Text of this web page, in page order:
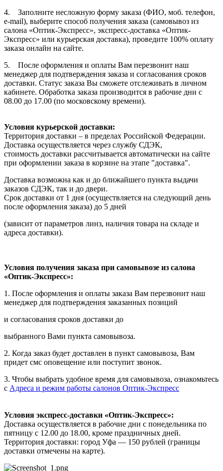
4. Заполните несложную форму заказа (ФИО, моб. телефон,
e-mail), выберите способ получения заказа (самовывоз из
салона «Оптик-Экспресс», экспресс-доставка «Оптик-
Экспресс» или курьерская доставка), проведите 100% оплату
заказа онлайн на сайте.
5. После оформления и оплаты Вам перезвонит наш
менеджер для подтверждения заказа и согласования сроков
доставки. Статус заказа Вы сможете отслеживать в личном
кабинете. Обработка заказа производится в рабочие дни с
08.00 до 17.00 (по московскому времени).
Условия курьерской доставки:
Территория доставки – в пределах Российской Федерации.
Доставка осуществляется через службу СДЭК,
стоимость доставки рассчитывается автоматически на сайте
при оформлении заказа в корзине на этапе "доставка".
Доставка возможна как и до ближайшего пункта выдачи
заказов СДЭК, так и до двери.
Срок доставки от 1 дня (осуществляется на следующий день
после оформления заказа) до 5 дней
(зависит от параметров линз, наличия товара на складе и
адреса доставки).
Условия получения заказа при самовывозе из салона
«Оптик-Экспресс»:
1. После оформления и оплаты заказа Вам перезвонит наш
менеджер для подтверждения заказанных позиций
и согласования сроков доставки до
выбранного Вами пункта самовывоза.
2. Когда заказ будет доставлен в пункт самовывоза, Вам
придет смс оповещение или поступит звонок.
3. Чтобы выбрать удобное время для самовывоза, ознакомьтесь
с Адреса и режим работы салонов Оптик-Экспресс
Условия экспресс-доставки «Оптик-Экспресс»:
Доставка осуществляется в рабочие дни с понедельника по
пятницу с 12.00 до 18.00, кроме праздничных дней.
Территория доставки: город Уфа — 150 рублей (границы
доставки отмечены на карте).